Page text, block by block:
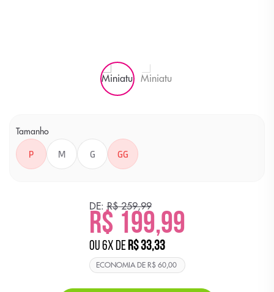
Tamanho
P M G GG
DE:R$ 259,99
R$ 199,99
ou6xdeR$ 33,33
ECONOMIA DE R$ 60,00